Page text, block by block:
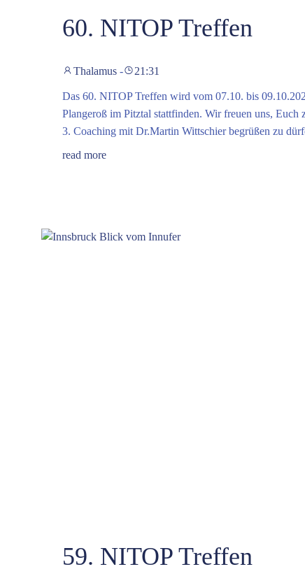
60. NITOP Treffen
Thalamus - 21:31
Das 60. NITOP Treffen wird vom 07.10. bis
Plangeroß im Pitztal stattfinden. Wir freuen uns, Euch
3. Coaching mit Dr.Martin Wittschier begrüßen zu
read more
59. NITOP Treffen